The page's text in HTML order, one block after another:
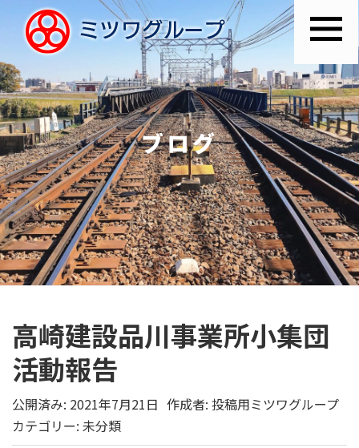
ブログ
高崎建設品川事業所小集団
活動報告
公開済み: 2021年7月21日 作成者: 投稿用ミツワグループ
カテゴリー: 未分類